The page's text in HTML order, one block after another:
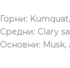
Горни:
Средни: Clary
Основни: Musk,